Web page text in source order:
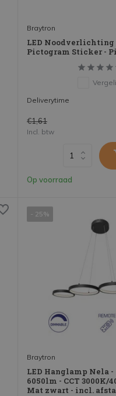
Braytron
LED Noodverlichting
Pictogram Sticker -
Deliverytime
€1,61
Incl. btw
Op voorraad
- 25%
Braytron
LED Hanglamp Nela
6050lm - CCT 3000K/
Mat zwart - incl.